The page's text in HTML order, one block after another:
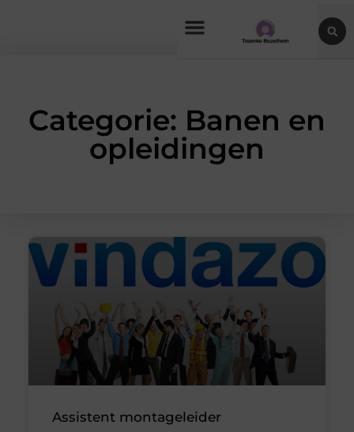
Categorie: Banen en
opleidingen
Assistent montageleider